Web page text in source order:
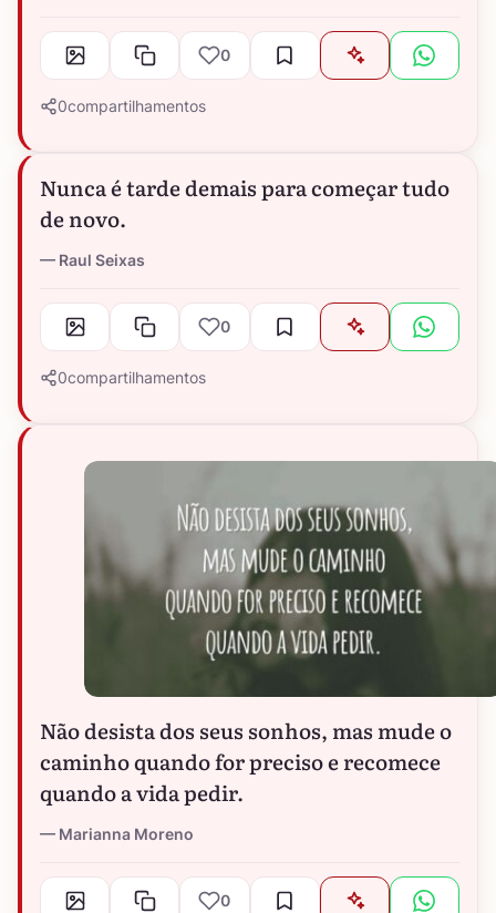
0
0compartilhamentos
Nunca é tarde demais para começar tudo
de novo.
Raul Seixas
0
0compartilhamentos
Não desista dos seus sonhos, mas mude o
caminho quando for preciso e recomece
quando a vida pedir.
Marianna Moreno
0